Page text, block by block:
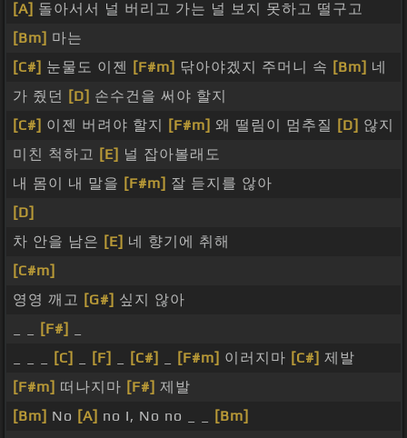
[A] 돌아서서 널 버리고 가는 널 보지 못하고 떨구고
[Bm] 마는
[C#] 눈물도 이젠 [F#m] 닦아야겠지 주머니 속 [Bm] 네
가 줬던 [D] 손수건을 써야 할지
[C#] 이젠 버려야 할지 [F#m] 왜 떨림이 멈추질 [D] 않지
미친 척하고 [E] 널 잡아볼래도
내 몸이 내 말을 [F#m] 잘 듣지를 않아
[D]
차 안을 남은 [E] 네 향기에 취해
[C#m]
영영 깨고 [G#] 싶지 않아
[F#]
[C] [F] [C#] [F#m] 이러지마 [C#] 제발
[F#m] 떠나지마 [F#] 제발
[Bm] No [A] no I, No no _ _
[Bm]